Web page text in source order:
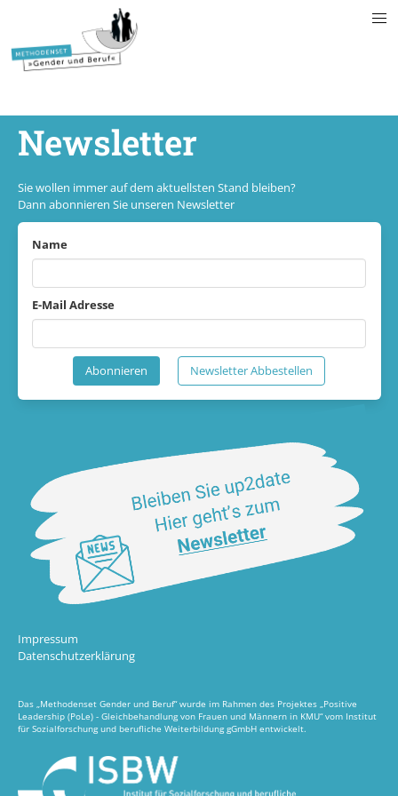
Newsletter
Sie wollen immer auf dem aktuellsten Stand bleiben?
Dann abonnieren Sie unseren Newsletter
Name
E-Mail Adresse
Abonnieren Newsletter Abbestellen
Impressum
Datenschutzerklärung
Das „Methodenset Gender und Beruf“ wurde im Rahmen des Projektes „Positive
Leadership (PoLe) - Gleichbehandlung von Frauen und Männern in KMU“ vom Institut
für Sozialforschung und berufliche Weiterbildung gGmbH entwickelt.